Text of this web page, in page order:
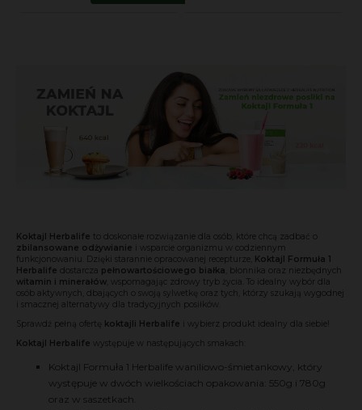
Koktajl Herbalife to doskonałe rozwiązanie dla osób, które chcą zadbać o
zbilansowane odżywianie i wsparcie organizmu w codziennym
funkcjonowaniu. Dzięki starannie opracowanej recepturze, Koktajl Formuła 1
Herbalife dostarcza pełnowartościowego białka , błonnika oraz niezbędnych
witamin i minerałów , wspomagając zdrowy tryb życia. To idealny wybór dla
osób aktywnych, dbających o swoją sylwetkę oraz tych, którzy szukają wygodnej
i smacznej alternatywy dla tradycyjnych posiłków.
Sprawdź pełną ofertę koktajli Herbalife i wybierz produkt idealny dla siebie!
Koktajl Herbalife występuje w następujących smakach:
Koktajl Formuła 1 Herbalife waniliowo-śmietankowy, który
występuje w dwóch wielkościach opakowania: 550g i 780g
oraz w saszetkach.